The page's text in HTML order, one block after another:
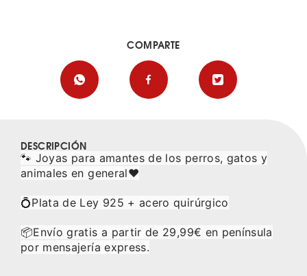
DESCRIPCIÓN
🐾 Joyas para amantes de los perros, gatos y
animales en general❤️
💍Plata de Ley 925 + acero quirúrgico
📦Envío gratis a partir de 29,99€ en península
por mensajería express.
COMPARTE